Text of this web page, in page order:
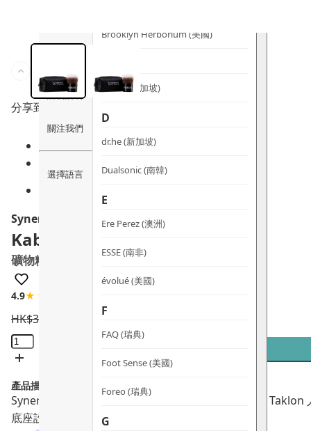
購物說明
關注我們
選擇語言
Brooklyn Herborium (美國)
CERM (新加坡)
D
dr.he (新加坡)
Dualsonic (南韓)
E
Ere Perez (澳洲)
ESSE (南非)
évolué (美國)
F
FAQ (瑞典)
Foot Sense (美國)
Foreo (瑞典)
G
分享到
Synergie Minerals
Kabuki
礦物粉底圓頭掃
4.9★★★★☆
HK$310.0
279.0
Kabuki
礦
粉
底
圓
產品描述：
Synergie Minerals Kabuki礦物粉底圓頭掃採用頂級 Taklon
底座設計，
衛生易收納。